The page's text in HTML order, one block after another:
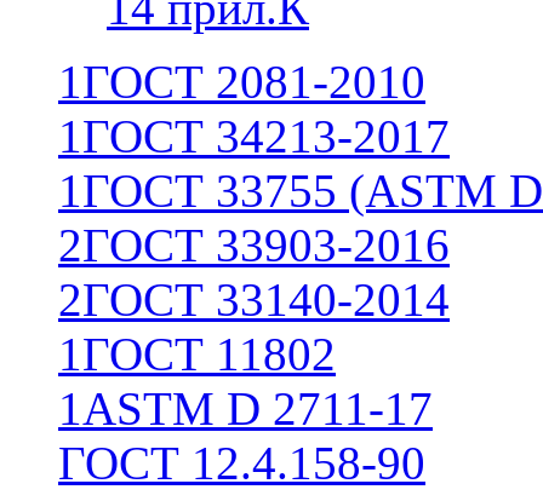
1ГОСТ 2081-2010
1ГОСТ 34213-2017
1ГОСТ 33755 (ASTM
2ГОСТ 33903-2016
2ГОСТ 33140-2014
1ГОСТ 11802
1ASTM D 2711-17
ГОСТ 12.4.158-90